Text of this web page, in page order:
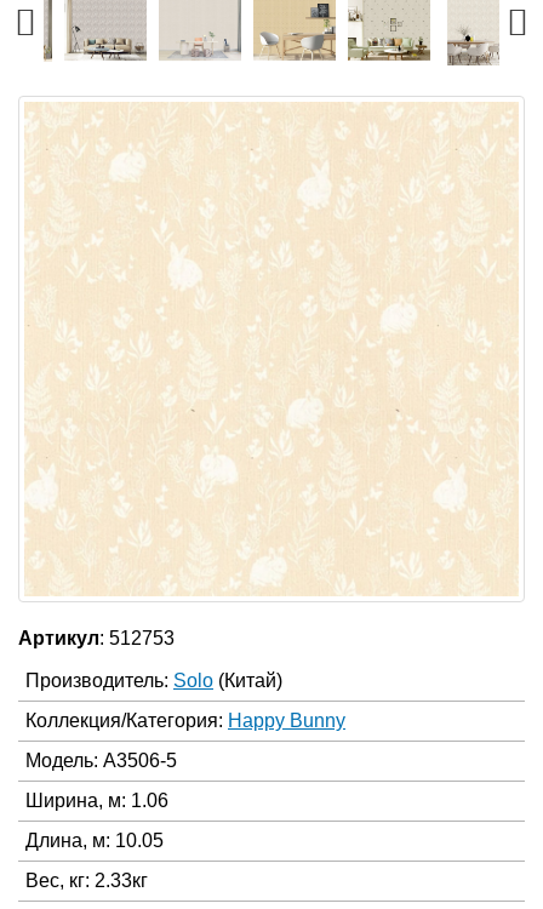
Артикул: 512753
Производитель: Solo (Китай)
Коллекция/Категория: Happy Bunny
Модель: A3506-5
Ширина, м: 1.06
Длина, м: 10.05
Вес, кг: 2.33кг